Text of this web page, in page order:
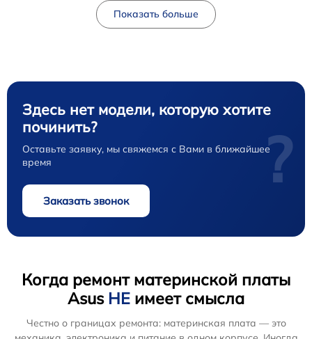
Показать больше
Здесь нет модели, которую хотите
починить?
Оставьте заявку, мы свяжемся с Вами в ближайшее
время
Заказать звонок
?
Когда ремонт материнской платы
Asus НЕ имеет смысла
Честно о границах ремонта: материнская плата — это